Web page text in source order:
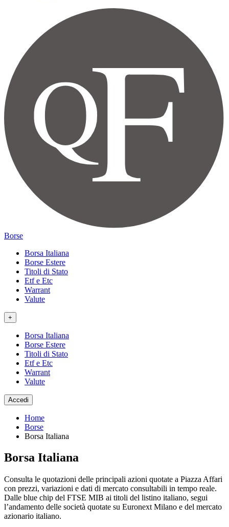
Borse
Borsa Italiana
Borse Estere
Titoli di Stato
Etf e Etc
Warrant
Valute
+
Borsa Italiana
Borse Estere
Titoli di Stato
Etf e Etc
Warrant
Valute
Accedi
Home
Borse
Borsa Italiana
Borsa Italiana
Consulta le quotazioni delle principali azioni quotate a Piazza Affari
con prezzi, variazioni e dati di mercato consultabili in tempo reale.
Dalle blue chip del FTSE MIB ai titoli del listino italiano, segui
l’andamento delle società quotate su Euronext Milano e del mercato
azionario italiano.